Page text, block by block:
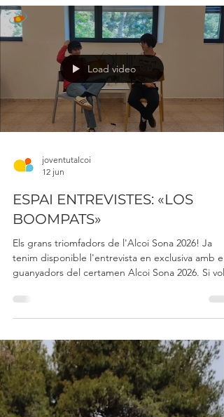
primer lugar con una actuación memorable, el
grupo destaca por una fuerza abrumadora y,
sobre todo, por unas ganas inmensas de
creciendo y haciendo camino en el mundo de la
música. Su pasión y determinación encima del
escenario dejan c
Load video
12 jun
ESPAI ENTREVISTES: «LOS
BOOMPATS»
Els grans triomfadors de l'Alcoi Sona 2026! Ja
guanyadors del certamen Alcoi Sona 2026. Si vols
grup "LOS BOOMPATS", ara és el moment
perfecte per a donar un colp d'ull al vídeo. Els dos
joves músics van captivar tant el jurat com el
gràcies a una proposta artística singular que
fusiona gèneres i irradia una frescor absoluta